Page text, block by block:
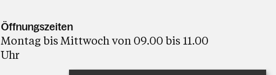
Öffnungszeiten
Montag bis Mittwoch von 09.00 bis 11.00
Uhr